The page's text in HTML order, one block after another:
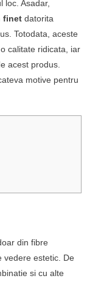
loc. Asadar,
finet datorita
Totodata, aceste
calitate ridicata, iar
acest produs.
motive pentru
din fibre
vedere estetic. De
si cu alte